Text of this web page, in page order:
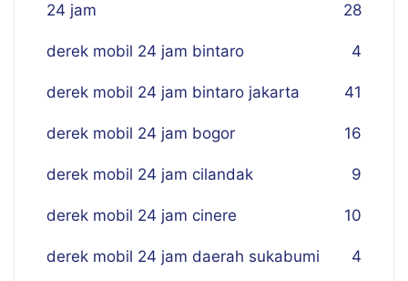
24 jam 28
derek mobil 24 jam bintaro 4
derek mobil 24 jam bintaro jakarta 41
derek mobil 24 jam bogor 16
derek mobil 24 jam cilandak 9
derek mobil 24 jam cinere 10
derek mobil 24 jam daerah sukabumi 4